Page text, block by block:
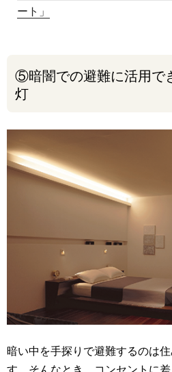
ート」
⑤暗闇での避難に活用で
灯
暗い中を手探りで避難するのは
す。そんなとき、コンセントに